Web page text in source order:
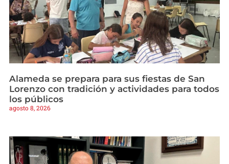
Alameda se prepara para sus fiestas de San
Lorenzo con tradición y actividades para todos
los públicos
agosto 8, 2026